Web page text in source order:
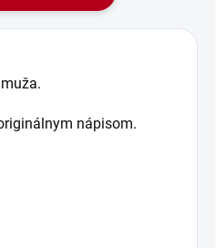
nápisom.